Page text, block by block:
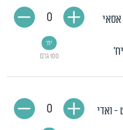
אסאי
100 גרם
יח'
0
- ואדי
0